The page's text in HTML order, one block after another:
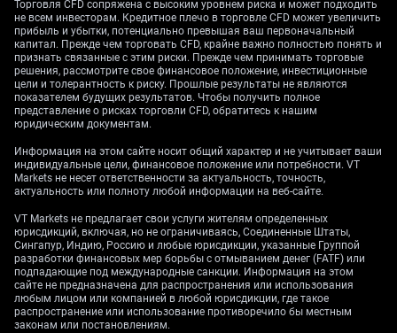
изменение базового тренда. Мировые центральные
банки продолжают значимые закупки: Всемирный
совет по золоту сообщил о чистых покупках в
размере 290 тонн в первом квартале текущего года,
что формирует сильный уровень поддержки для
цен. Этот фундаментальный спрос указывает на то,
что при заметных просадках вероятен активный
Сейчас рынок закладывает более медленный темп
снижения ставок со стороны ФРС, что в
относительную силу доллара США. Однако общий
вектор процентных ставок по-прежнему направлен
вниз от максимумов последних двух лет, что
исторически благоприятно для не приносящего
дохода актива, такого как золото. Мы считаем, что
возможное укрепление доллара будет временным
Торговля CFD сопряжена с высоким уровнем риска и может подходить
не всем инвесторам. Кредитное плечо в торговле CFD может увеличить
прибыль и убытки, потенциально превышая ваш первоначальный
капитал. Прежде чем торговать CFD, крайне важно полностью понять и
признать связанные с этим риски. Прежде чем принимать торговые
решения, рассмотрите свое финансовое положение, инвестиционные
цели и толерантность к риску. Прошлые результаты не являются
показателем будущих результатов. Чтобы получить полное
представление о рисках торговли CFD, обратитесь к нашим
юридическим документам.
Информация на этом сайте носит общий характер и не учитывает ваши
индивидуальные цели, финансовое положение или потребности. VT
Markets не несет ответственности за актуальность, точность,
актуальность или полноту любой информации на веб-сайте.
VT Markets не предлагает свои услуги жителям определенных
юрисдикций, включая, но не ограничиваясь, Соединенные Штаты,
Сингапур, Индию, Россию и любые юрисдикции, указанные Группой
разработки финансовых мер борьбы с отмыванием денег (FATF) или
подпадающие под международные санкции. Информация на этом
сайте не предназначена для распространения или использования
любым лицом или компанией в любой юрисдикции, где такое
распространение или использование противоречило бы местным
законам или постановлениям.